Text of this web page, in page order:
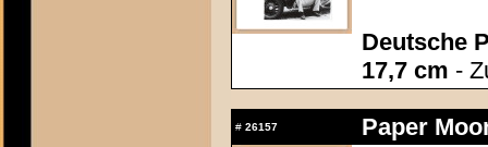
Deutsche
17,7 cm -
# 26157
Paper